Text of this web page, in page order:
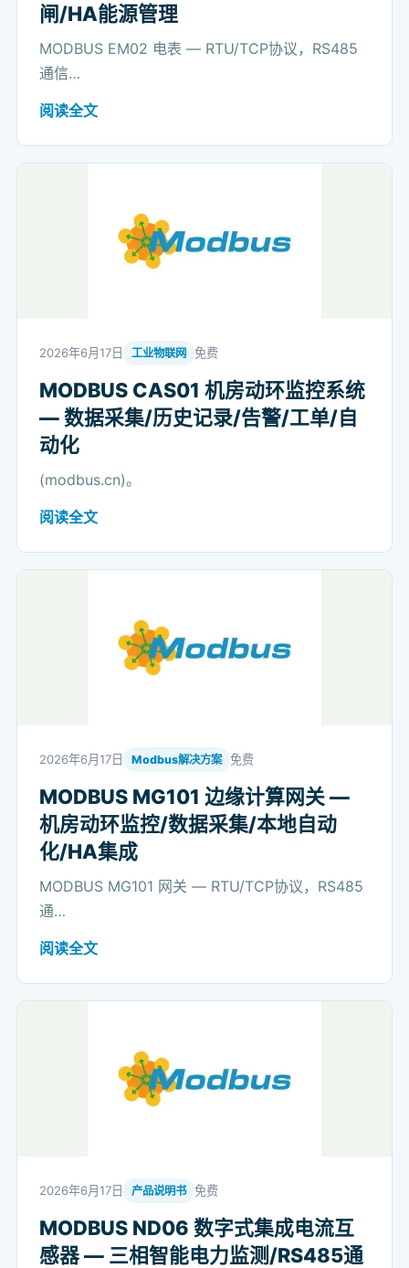
闸/HA能源管理
MODBUS EM02 电表 — RTU/TCP协议，RS485
通信…
阅读全文
2026年6月17日 工业物联网 免费
MODBUS CAS01 机房动环监控系统
— 数据采集/历史记录/告警/工单/自
动化
(modbus.cn)。
阅读全文
2026年6月17日 Modbus解决方案 免费
MODBUS MG101 边缘计算网关 —
机房动环监控/数据采集/本地自动
化/HA集成
MODBUS MG101 网关 — RTU/TCP协议，RS485
通…
阅读全文
2026年6月17日 产品说明书 免费
MODBUS ND06 数字式集成电流互
感器 — 三相智能电力监测/RS485通